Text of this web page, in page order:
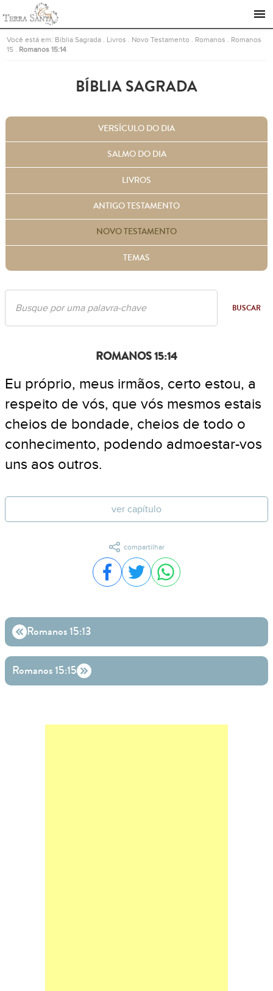
Ir para a página inicial
Você está em: Bíblia Sagrada Livros Novo Testamento Romanos
Romanos
15
Romanos 15:14
BÍBLIA SAGRADA
VERSÍCULO DO DIA
SALMO DO DIA
LIVROS
ANTIGO TESTAMENTO
NOVO TESTAMENTO
TEMAS
BUSCAR
ROMANOS 15:14
Eu próprio, meus irmãos, certo estou, a
respeito de vós, que vós mesmos estais
cheios de bondade, cheios de todo o
conhecimento, podendo admoestar-vos
uns aos outros.
ver capítulo
compartilhar
Compartilhar no Facebook
Compartilhar no Twitter
Compartilhar no
Romanos 15:13
Romanos 15:15